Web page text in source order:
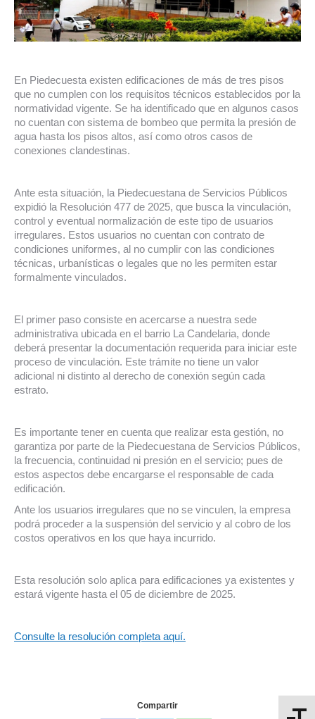
En Piedecuesta existen edificaciones de más de tres pisos
que no cumplen con los requisitos técnicos establecidos por la
normatividad vigente. Se ha identificado que en algunos casos
no cuentan con sistema de bombeo que permita la presión de
agua hasta los pisos altos, así como otros casos de
conexiones clandestinas.
Ante esta situación, la Piedecuestana de Servicios Públicos
expidió la Resolución 477 de 2025, que busca la vinculación,
control y eventual normalización de este tipo de usuarios
irregulares. Estos usuarios no cuentan con contrato de
condiciones uniformes, al no cumplir con las condiciones
técnicas, urbanísticas o legales que no les permiten estar
formalmente vinculados.
El primer paso consiste en acercarse a nuestra sede
administrativa ubicada en el barrio La Candelaria, donde
deberá presentar la documentación requerida para iniciar este
proceso de vinculación. Este trámite no tiene un valor
adicional ni distinto al derecho de conexión según cada
estrato.
Es importante tener en cuenta que realizar esta gestión, no
garantiza por parte de la Piedecuestana de Servicios Públicos,
la frecuencia, continuidad ni presión en el servicio; pues de
estos aspectos debe encargarse el responsable de cada
edificación.
Ante los usuarios irregulares que no se vinculen, la empresa
podrá proceder a la suspensión del servicio y al cobro de los
costos operativos en los que haya incurrido.
Esta resolución solo aplica para edificaciones ya existentes y
estará vigente hasta el 05 de diciembre de 2025.
Consulte la resolución completa aquí.
Compartir